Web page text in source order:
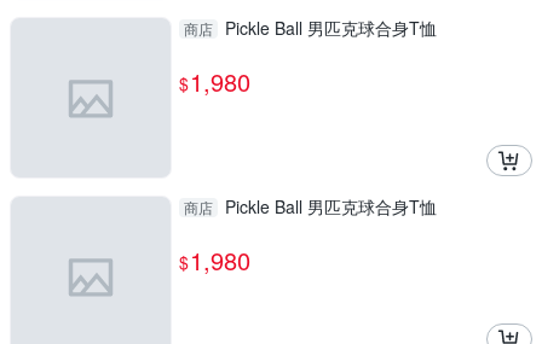
商店 Pickle Ball 男匹克球合身T恤
$1,980
商店 Pickle Ball 男匹克球合身T恤
$1,980